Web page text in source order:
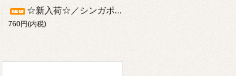
☆新入荷☆／シンガポールの老舗ブランド《廣祥泰》／香脆辣椒（クリスピーチリ：100g入）／干しえびの旨味たっぷり／※瓶物のため常温・冷蔵発送のみ【冷凍不可】
760円(内税)